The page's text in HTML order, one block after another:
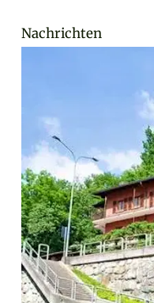
Nachrichten